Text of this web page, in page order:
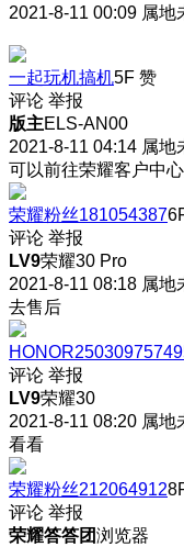
2021-8-11 00:09 属地
一起玩机搞机5F 赞
评论 举报
版主ELS-AN00
2021-8-11 04:14 属地
可以前往荣耀客户中
荣耀粉丝181054387
评论 举报
LV9荣耀30 Pro
2021-8-11 08:18 属地
去售后
评论 举报
LV9荣耀30
2021-8-11 08:20 属地
看看
荣耀粉丝212064912
评论 举报
荣耀答答团浏览器